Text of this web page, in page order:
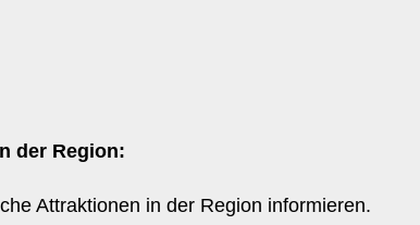
der Region:
Attraktionen in der Region informieren.